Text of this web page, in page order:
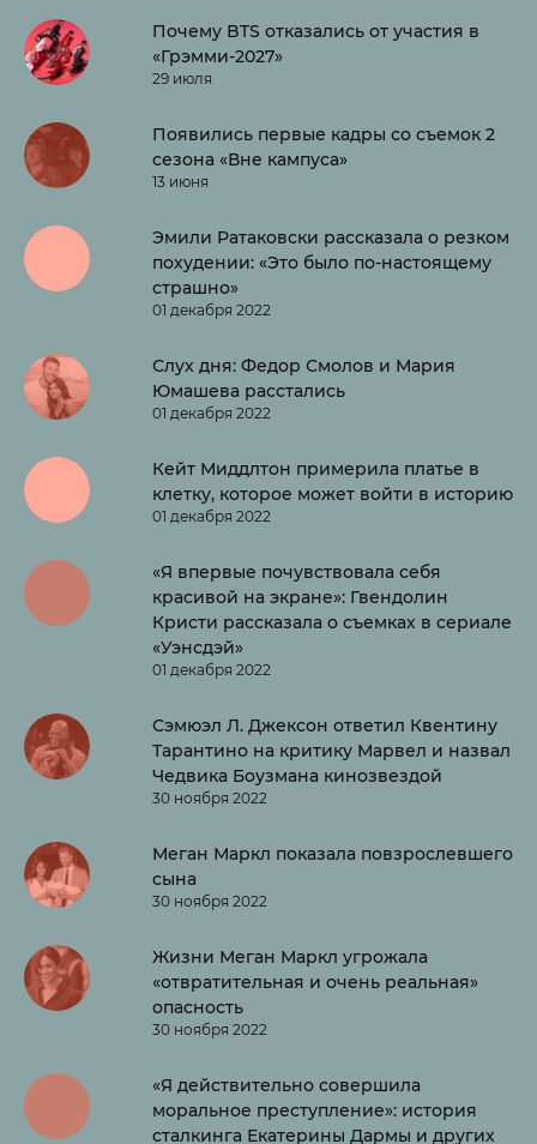
Почему BTS отказались от участия в
«Грэмми-2027»
29 июля
Появились первые кадры со съемок 2
сезона «Вне кампуса»
13 июня
Эмили Ратаковски рассказала о резком
похудении: «Это было по-настоящему
страшно»
01 декабря 2022
Слух дня: Федор Смолов и Мария
Юмашева расстались
01 декабря 2022
Кейт Миддлтон примерила платье в
клетку, которое может войти в историю
01 декабря 2022
«Я впервые почувствовала себя
красивой на экране»: Гвендолин
Кристи рассказала о съемках в сериале
«Уэнсдэй»
01 декабря 2022
Сэмюэл Л. Джексон ответил Квентину
Тарантино на критику Марвел и назвал
Чедвика Боузмана кинозвездой
30 ноября 2022
Меган Маркл показала повзрослевшего
сына
30 ноября 2022
Жизни Меган Маркл угрожала
«отвратительная и очень реальная»
опасность
30 ноября 2022
«Я действительно совершила
моральное преступление»: история
сталкинга Екатерины Дармы и других